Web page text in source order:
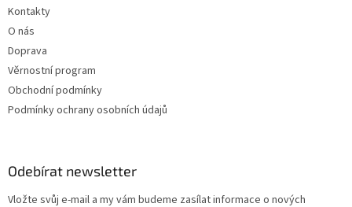
Kontakty
O nás
Doprava
Věrnostní program
Obchodní podmínky
Podmínky ochrany osobních údajů
Odebírat newsletter
Vložte svůj e-mail a my vám budeme zasílat informace o nových